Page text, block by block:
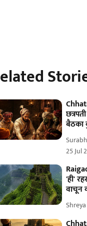
बैठका
25 Jul
'ही'
वाचून